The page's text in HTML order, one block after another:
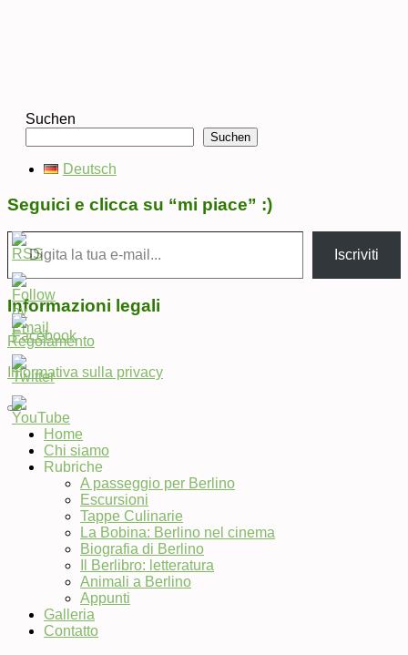
Suchen
Suchen
Deutsch
Seguici e clicca su “mi piace” :)
Set
Youtube
Channel
Digita la tua e-mail...
Iscriviti
Informazioni legali
Regolamento
Informativa sulla privacy
Home
Chi siamo
Rubriche
A passeggio per Berlino
Escursioni
Tappe Culinarie
La Bobina: Berlino nel cinema
Biografia di Berlino
Il Berlibro: letteratura
Animali a Berlino
Appunti
Galleria
Contatto